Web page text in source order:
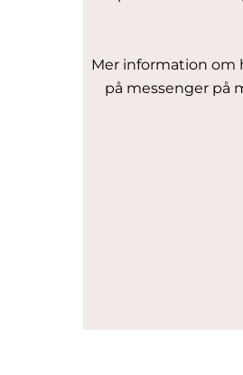
Mer information om
på messenger på